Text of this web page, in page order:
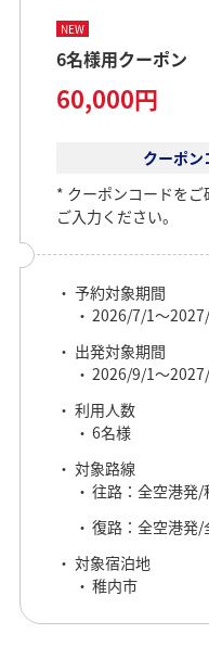
NEW
6名様用クーポン
60,000円
クーポ
クーポンコードを
ご入力ください。
予約対象期間
2026/7/1～
出発対象期間
2026/9/1～
利用人数
6名様
対象路線
往路：全空港発/
復路：全空港発/
対象宿泊地
稚内市